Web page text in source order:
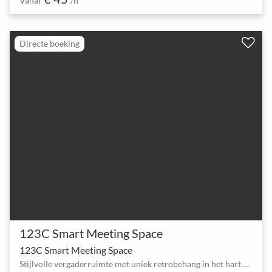
Directe boeking
123C Smart Meeting Space
123C Smart Meeting Space
Stijlvolle vergaderruimte met uniek retrobehang in het hart van Wenen